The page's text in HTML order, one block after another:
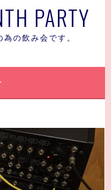
PARTY
の飲み会です。